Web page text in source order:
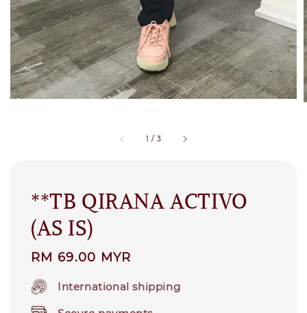
1 / 3
**TB QIRANA ACTIVO
(AS IS)
Regular
price
RM 69.00 MYR
International shipping